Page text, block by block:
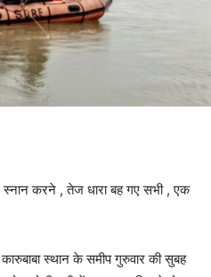
स्नान करने , तेज धारा बह गए सभी , एक
स्थान के समीप गुरुवार की सुबह